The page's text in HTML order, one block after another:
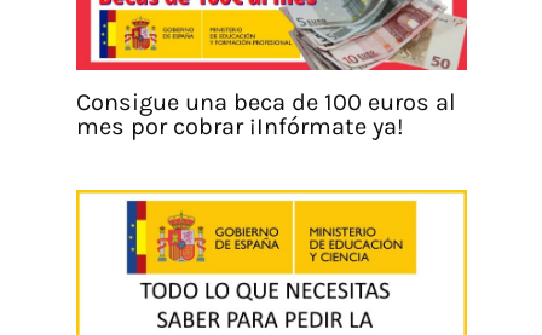
Consigue una beca de 100 euros al
mes por cobrar ¡Infórmate ya!